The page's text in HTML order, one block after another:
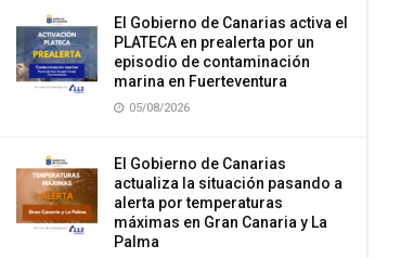
El Gobierno de Canarias activa el
PLATECA en prealerta por un
episodio de contaminación
marina en Fuerteventura
05/08/2026
El Gobierno de Canarias
actualiza la situación pasando a
alerta por temperaturas
máximas en Gran Canaria y La
Palma